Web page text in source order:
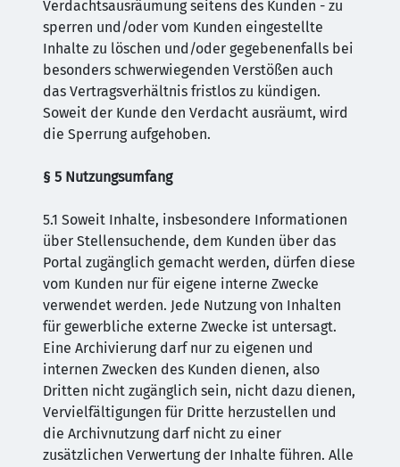
Verdachtsausräumung seitens des Kunden - zu
sperren und/oder vom Kunden eingestellte
Inhalte zu löschen und/oder gegebenenfalls bei
besonders schwerwiegenden Verstößen auch
das Vertragsverhältnis fristlos zu kündigen.
Soweit der Kunde den Verdacht ausräumt, wird
die Sperrung aufgehoben.
§ 5 Nutzungsumfang
5.1 Soweit Inhalte, insbesondere Informationen
über Stellensuchende, dem Kunden über das
Portal zugänglich gemacht werden, dürfen diese
vom Kunden nur für eigene interne Zwecke
verwendet werden. Jede Nutzung von Inhalten
für gewerbliche externe Zwecke ist untersagt.
Eine Archivierung darf nur zu eigenen und
internen Zwecken des Kunden dienen, also
Dritten nicht zugänglich sein, nicht dazu dienen,
Vervielfältigungen für Dritte herzustellen und
die Archivnutzung darf nicht zu einer
zusätzlichen Verwertung der Inhalte führen. Alle